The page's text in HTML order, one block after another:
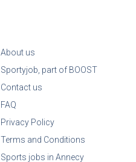
About us
Sportyjob, part of BOOST
Contact us
FAQ
Privacy Policy
Terms and Conditions
Sports jobs in Annecy